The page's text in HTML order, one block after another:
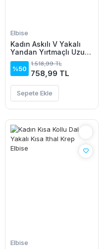
Elbise
Kadın Askılı V Yakalı
Yandan Yırtmaçlı Uzun
Viskon Elbise
%50
1.518,99 TL
758,99 TL
Sepete Ekle
Elbise